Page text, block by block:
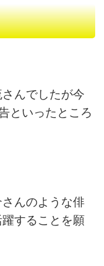
んでしたが今
といったところ
んのような俳
することを願